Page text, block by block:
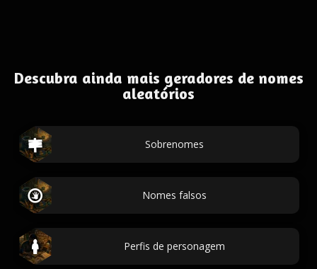
Descubra ainda mais geradores de nomes
aleatórios
Sobrenomes
Nomes falsos
Perfis de personagem